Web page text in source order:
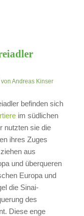
von Andreas Kinser
befinden sich
im südlichen
nutzten sie die
ihres Zuges
aus
und überqueren
Europa und
die Sinai-
des
Diese enge